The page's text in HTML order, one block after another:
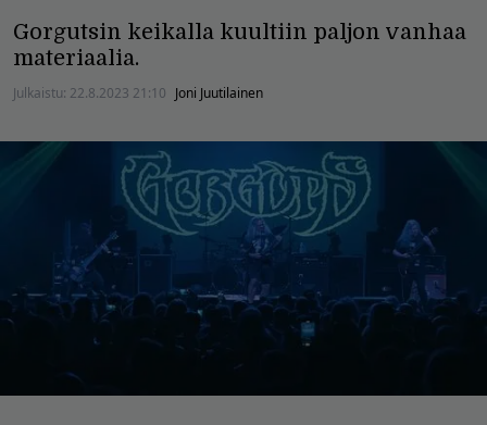
Gorgutsin keikalla kuultiin paljon vanhaa
materiaalia.
Julkaistu: 22.8.2023 21:10 Joni Juutilainen